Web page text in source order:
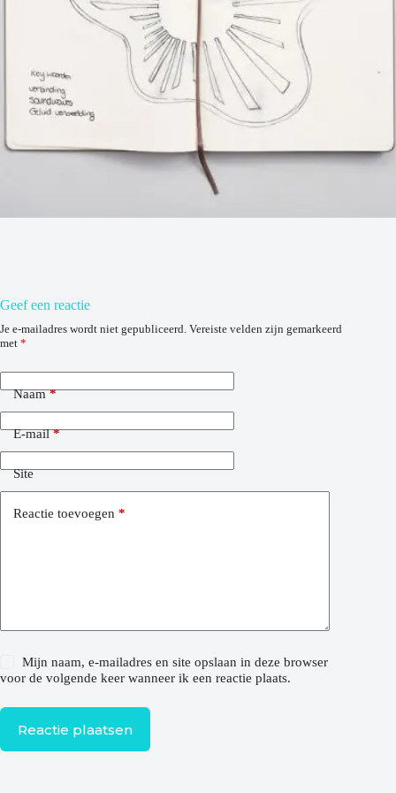
Geef een reactie
Je e-mailadres wordt niet gepubliceerd. Vereiste velden zijn gemarkeerd
met *
Naam*
E-mail*
Site
Reactie toevoegen *
Mijn naam, e-mailadres en site opslaan in deze browser
voor de volgende keer wanneer ik een reactie plaats.
Reactie plaatsen